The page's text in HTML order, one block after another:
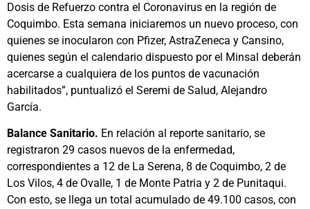
Dosis de Refuerzo contra el Coronavirus en la región de
Coquimbo. Esta semana iniciaremos un nuevo proceso, con
quienes se inocularon con Pfizer, AstraZeneca y Cansino,
quienes según el calendario dispuesto por el Minsal deberán
acercarse a cualquiera de los puntos de vacunación
habilitados”, puntualizó el Seremi de Salud, Alejandro
García.
Balance Sanitario. En relación al reporte sanitario, se
registraron 29 casos nuevos de la enfermedad,
correspondientes a 12 de La Serena, 8 de Coquimbo, 2 de
Los Vilos, 4 de Ovalle, 1 de Monte Patria y 2 de Punitaqui.
Con esto, se llega un total acumulado de 49.100 casos, con